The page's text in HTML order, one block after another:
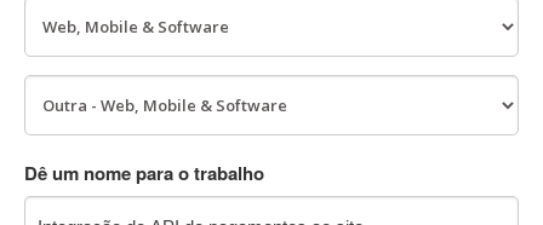
Dê um nome para o trabalho